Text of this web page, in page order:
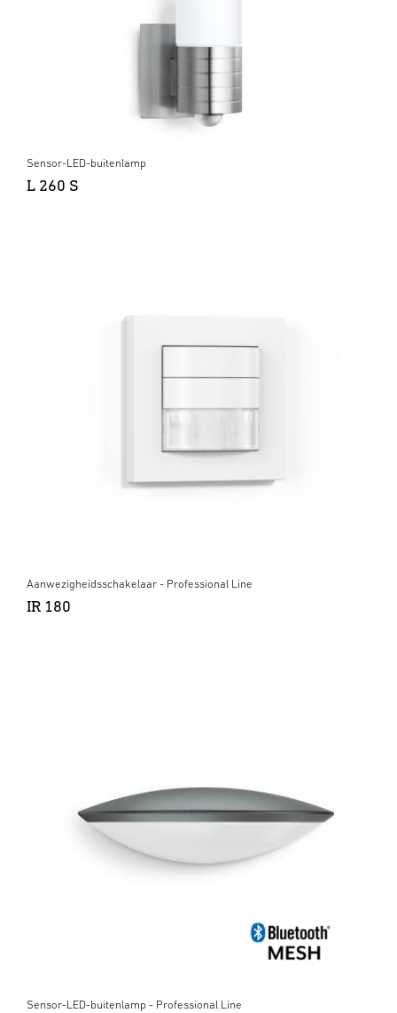
Sensor-LED-buitenlamp
L 260 S
Aanwezigheidsschakelaar - Professional Line
IR 180
Sensor-LED-buitenlamp - Professional Line